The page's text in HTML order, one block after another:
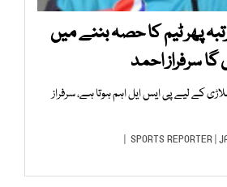
پھر ٹیم کا حصہ بننے میں
سرفراز احمد
کے لیے پی ایس ایل اہم ہوتا ہے، سرفراز
SPORTS REPORTER|